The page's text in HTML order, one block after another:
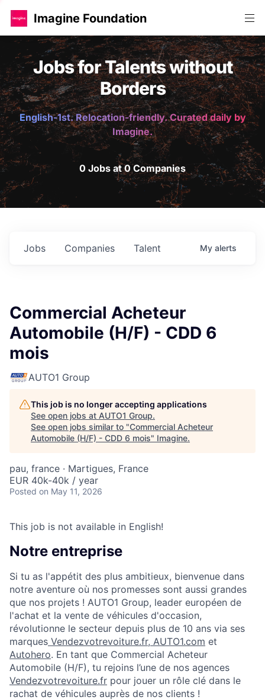
Imagine Foundation
Jobs for Talents without
Borders
English-1st. Relocation-friendly. Curated daily by
Imagine.
0 Jobs at 0 Companies
Jobs Companies Talent My alerts
Commercial Acheteur
Automobile (H/F) - CDD 6
mois
AUTO1 Group
This job is no longer accepting applications
See open jobs at AUTO1 Group.
See open jobs similar to "Commercial Acheteur
Automobile (H/F) - CDD 6 mois" Imagine.
pau, france · Martigues, France
EUR 40k-40k / year
Posted on May 11, 2026
This job is not available in English!
Notre entreprise
Si tu as l'appétit des plus ambitieux, bienvenue dans
notre aventure où nos promesses sont aussi grandes
que nos projets ! AUTO1 Group, leader européen de
l'achat et la vente de véhicules d'occasion,
révolutionne le secteur depuis plus de 10 ans via ses
marques Vendezvotrevoiture.fr, AUTO1.com et
Autohero. En tant que Commercial Acheteur
Automobile (H/F), tu rejoins l’une de nos agences
Vendezvotrevoiture.fr pour jouer un rôle clé dans le
rachat de véhicules auprès de nos clients !